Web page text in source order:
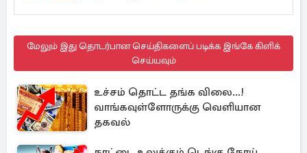
மேலும் இது தொடர்பான செய்திகளைப் படிக்க இங்கே கிளிக்
செய்யவும்
உச்சம் தொட்ட தங்க விலை...!
வாங்கவுள்ளோருக்கு வெளியான
தகவல்